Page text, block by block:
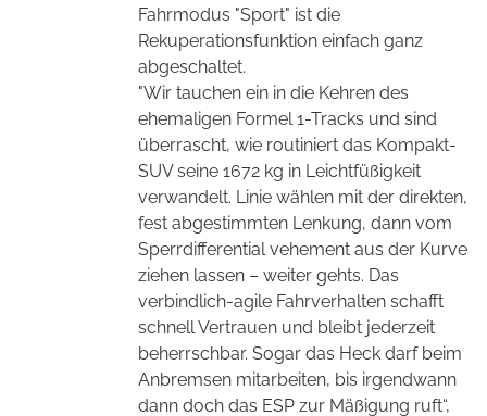
Fahrmodus "Sport" ist die
Rekuperationsfunktion einfach ganz
abgeschaltet.
"Wir tauchen ein in die Kehren des
ehemaligen Formel 1-Tracks und sind
überrascht, wie routiniert das Kompakt-
SUV seine 1672 kg in Leichtfüßigkeit
verwandelt. Linie wählen mit der direkten,
fest abgestimmten Lenkung, dann vom
Sperrdifferential vehement aus der Kurve
ziehen lassen – weiter gehts. Das
verbindlich-agile Fahrverhalten schafft
schnell Vertrauen und bleibt jederzeit
beherrschbar. Sogar das Heck darf beim
Anbremsen mitarbeiten, bis irgendwann
dann doch das ESP zur Mäßigung ruft“,